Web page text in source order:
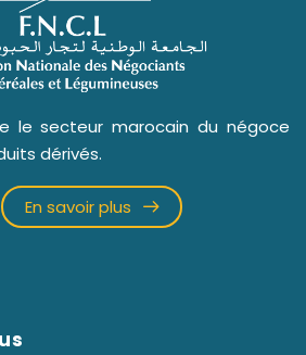
le secteur marocain du négoce
dérivés.
En savoir plus